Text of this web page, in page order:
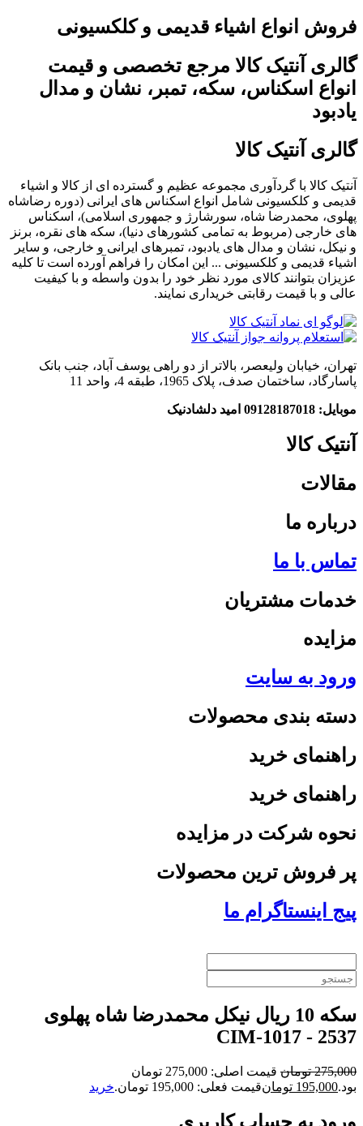
فروش انواع اشیاء قدیمی و کلکسیونی
گالری آنتیک کالا مرجع تخصصی و قیمت
انواع اسکناس، سکه، تمبر، نشان و مدال
یادبود
گالری آنتیک کالا
آنتیک کالا با گردآوری مجموعه عظیم و گسترده ای از کالا و اشیاء
قدیمی و کلکسیونی شامل انواع اسکناس های ایرانی (دوره رضاشاه
پهلوی، محمدرضا شاه، سورشارژ و جمهوری اسلامی)، اسکناس
های خارجی (مربوط به تمامی کشورهای دنیا)، سکه های نقره، برنز
و نیکل، نشان و مدال های یادبود، تمبرهای ایرانی و خارجی، و سایر
اشیاء قدیمی و کلکسیونی ... این امکان را فراهم آورده است تا کلیه
عزیزان بتوانند کالای مورد نظر خود را بدون واسطه و با کیفیت
عالی و با قیمت رقابتی خریداری نمایند.
تهران، خیابان ولیعصر، بالاتر از دو راهی یوسف آباد، جنب بانک
پاسارگاد، ساختمان صدف، پلاک 1965، طبقه 4، واحد 11
موبایل: 09128187018 امید دلشادنیک
آنتیک کالا
مقالات
درباره ما
تماس با ما
خدمات مشتریان
مزایده
ورود به سایت
دسته بندی محصولات
راهنمای خرید
راهنمای خرید
نحوه شرکت در مزایده
پر فروش ترین محصولات
پیج اینستاگرام ما
سکه 10 ریال نیکل محمدرضا شاه پهلوی
2537 - CIM-1017
275,000 تومان
قیمت اصلی: 275,000 تومان
بود.195,000 تومانقیمت فعلی: 195,000 تومان. خرید